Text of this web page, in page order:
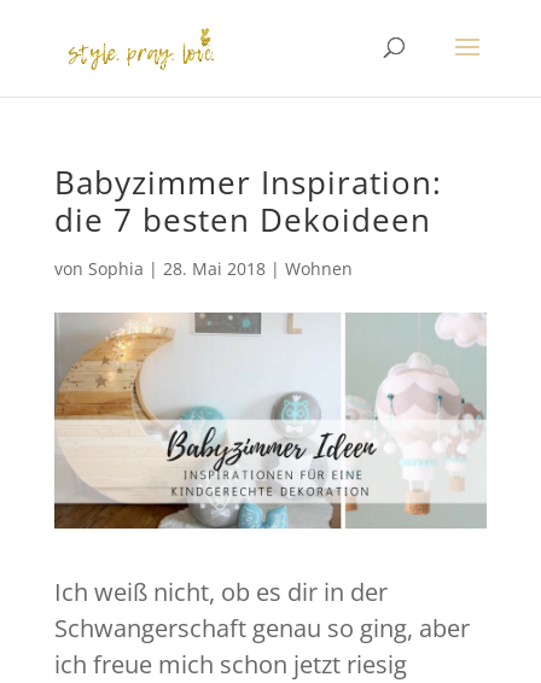
Babyzimmer Inspiration:
die 7 besten Dekoideen
von Sophia | 28. Mai 2018| Wohnen
Ich weiß nicht, ob es dir in der
Schwangerschaft genau so ging, aber
ich freue mich schon jetzt riesig